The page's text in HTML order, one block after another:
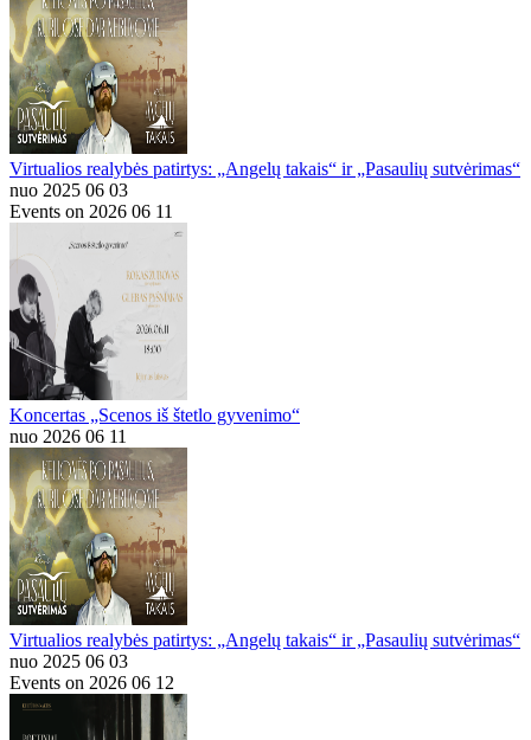
Virtualios realybės patirtys: „Angelų takais“ ir „Pasaulių sutvėrimas“
nuo 2025 06 03
Events on 2026 06 11
Koncertas „Scenos iš štetlo gyvenimo“
nuo 2026 06 11
Virtualios realybės patirtys: „Angelų takais“ ir „Pasaulių sutvėrimas“
nuo 2025 06 03
Events on 2026 06 12